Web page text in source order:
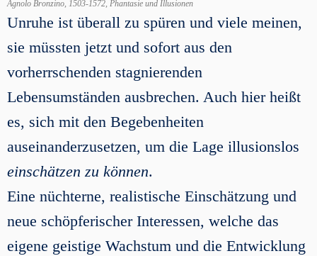
Agnolo Bronzino, 1503-1572, Phantasie und Illusionen
Unruhe ist überall zu spüren und viele meinen,
sie müssten jetzt und sofort aus den
vorherrschenden stagnierenden
Lebensumständen ausbrechen. Auch hier heißt
es, sich mit den Begebenheiten
auseinanderzusetzen, um die Lage illusionslos
einschätzen zu können.
Eine nüchterne, realistische Einschätzung und
neue schöpferischer Interessen, welche das
eigene geistige Wachstum und die Entwicklung